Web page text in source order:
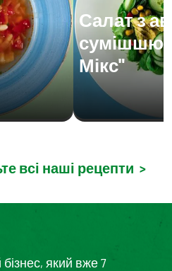
Салат з
сумішшю
Мікс"
всі наші рецепти >
бізнес, який вже 7